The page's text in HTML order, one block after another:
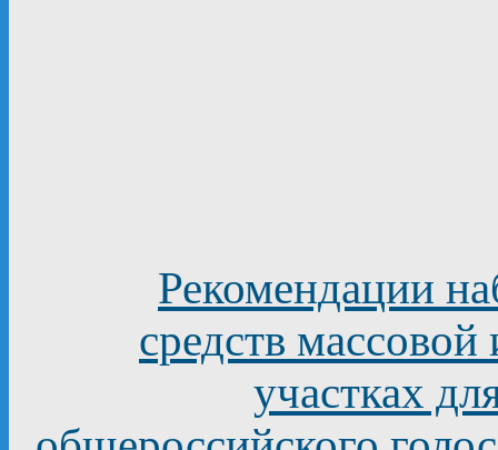
Рекомендации
средств
участках